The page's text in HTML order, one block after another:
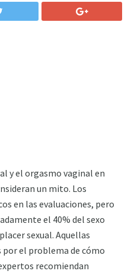
y el orgasmo vaginal en
un mito. Los
en las evaluaciones, pero
el 40% del sexo
sexual. Aquellas
por el problema de cómo
recomiendan